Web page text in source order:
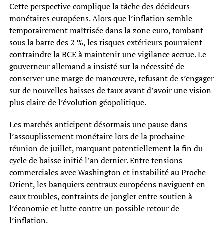
Cette perspective complique la tâche des décideurs
monétaires européens. Alors que l’inflation semble
temporairement maîtrisée dans la zone euro, tombant
sous la barre des 2 %, les risques extérieurs pourraient
contraindre la BCE à maintenir une vigilance accrue. Le
gouverneur allemand a insisté sur la nécessité de
conserver une marge de manœuvre, refusant de s’engager
sur de nouvelles baisses de taux avant d’avoir une vision
plus claire de l’évolution géopolitique.
Les marchés anticipent désormais une pause dans
l’assouplissement monétaire lors de la prochaine
réunion de juillet, marquant potentiellement la fin du
cycle de baisse initié l’an dernier. Entre tensions
commerciales avec Washington et instabilité au Proche-
Orient, les banquiers centraux européens naviguent en
eaux troubles, contraints de jongler entre soutien à
l’économie et lutte contre un possible retour de
l’inflation.